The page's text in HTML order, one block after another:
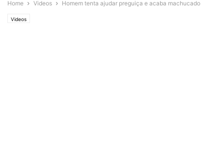
Home Videos Homem tenta ajudar preguiça e acaba machucado
Videos